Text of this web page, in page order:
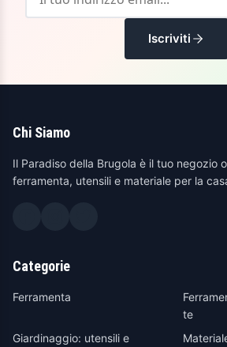
Iscriviti
Chi Siamo
Il Paradiso della Brugola è il tuo negozio
ferramenta, utensili e materiale per la
Categorie
Ferramenta
te
Giardinaggio: utensili e